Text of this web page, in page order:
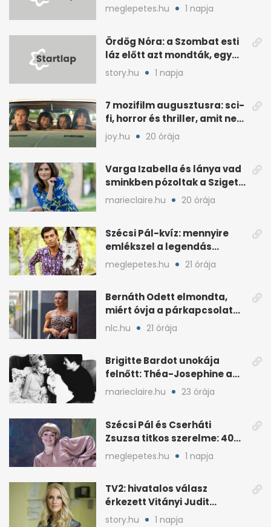
ismernek
meglepetes.hu 1 napja
Ördög Nóra: a Szombat esti
láz előtt azt mondták, egy
hét alatt fogyjon
story.hu 1 napja
7 mozifilm augusztusra: sci-
fi, horror és thriller, amit nem
érdemes kihagyni
joy.hu 20 órája
Varga Izabella és lánya vad
sminkben pózoltak a Sziget
előtt
marieclaire.hu 20 órája
Szécsi Pál-kvíz: mennyire
emlékszel a legendás
énekes történetére?
meglepetes.hu 21 órája
Bernáth Odett elmondta,
miért óvja a párkapcsolatát
a nyilvánosságtól
nlc.hu 21 órája
Brigitte Bardot unokája
felnőtt: Théa-Josephine a
nagymamájára hasonlít
marieclaire.hu 23 órája
Szécsi Pál és Cserháti
Zsuzsa titkos szerelme: 40
év után derült ki
meglepetes.hu 1 napja
TV2: hivatalos válasz
érkezett Vitányi Judit
további szerepéről
story.hu 1 napja